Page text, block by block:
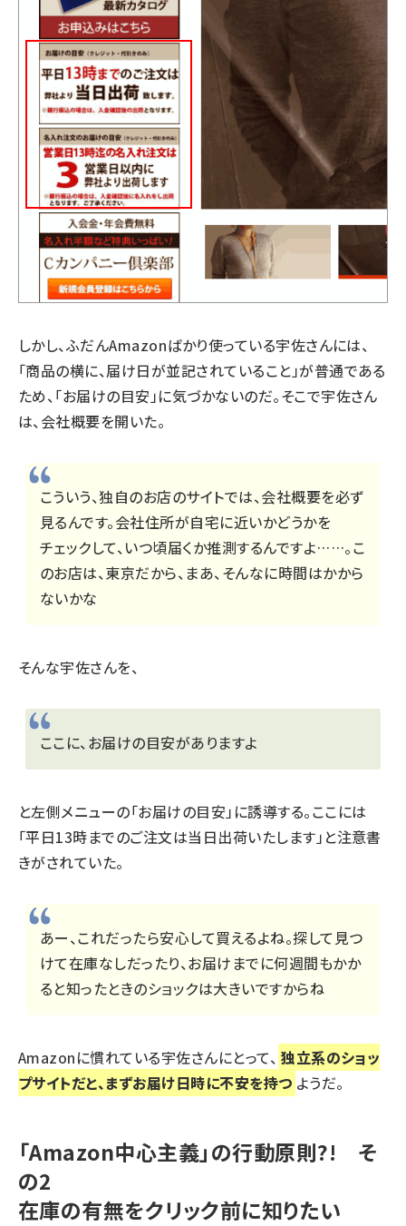
しかし、ふだんAmazonばかり使っている宇佐さんには、
「商品の横に、届け日が並記されていること」が普通である
ため、「お届けの目安」に気づかないのだ。そこで宇佐さん
は、会社概要を開いた。
こういう、独自のお店のサイトでは、会社概要を必ず
見るんです。会社住所が自宅に近いかどうかを
チェックして、いつ頃届くか推測するんですよ……。こ
のお店は、東京だから、まあ、そんなに時間はかから
ないかな
そんな宇佐さんを、
ここに、お届けの目安がありますよ
と左側メニューの「お届けの目安」に誘導する。ここには
「平日13時までのご注文は当日出荷いたします」と注意書
きがされていた。
あー、これだったら安心して買えるよね。探して見つ
けて在庫なしだったり、お届けまでに何週間もかか
ると知ったときのショックは大きいですからね
Amazonに慣れている宇佐さんにとって、 独立系のショッ
プサイトだと、まずお届け日時に不安を持つ ようだ。
「Amazon中心主義」の行動原則?! そ
の2
在庫の有無をクリック前に知りたい